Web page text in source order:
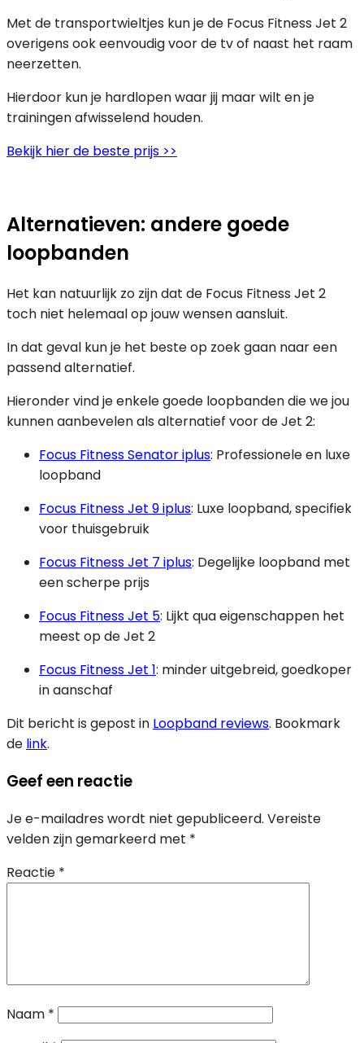
Met de transportwieltjes kun je de Focus Fitness Jet 2
overigens ook eenvoudig voor de tv of naast het raam
neerzetten.
Hierdoor kun je hardlopen waar jij maar wilt en je
trainingen afwisselend houden.
Bekijk hier de beste prijs >>
Alternatieven: andere goede
loopbanden
Het kan natuurlijk zo zijn dat de Focus Fitness Jet 2
toch niet helemaal op jouw wensen aansluit.
In dat geval kun je het beste op zoek gaan naar een
passend alternatief.
Hieronder vind je enkele goede loopbanden die we jou
kunnen aanbevelen als alternatief voor de Jet 2:
Focus Fitness Senator iplus: Professionele en luxe
loopband
Focus Fitness Jet 9 iplus: Luxe loopband, specifiek
voor thuisgebruik
Focus Fitness Jet 7 iplus: Degelijke loopband met
een scherpe prijs
Focus Fitness Jet 5: Lijkt qua eigenschappen het
meest op de Jet 2
Focus Fitness Jet 1: minder uitgebreid, goedkoper
in aanschaf
Dit bericht is gepost in Loopband reviews. Bookmark
de link.
Geef een reactie
Je e-mailadres wordt niet gepubliceerd. Vereiste
velden zijn gemarkeerd met *
Reactie *
Naam *